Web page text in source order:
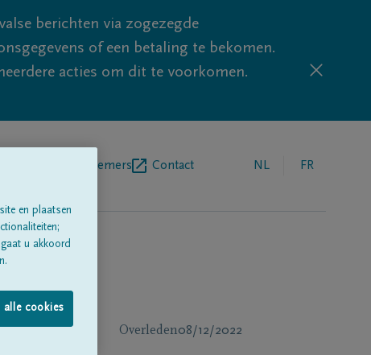
berichten via zogezegde
of een betaling te bekomen.
acties om dit te voorkomen.
Begrafenisondernemers Contact NL FR
Overleden08/12/2022
en plaatsen
u akkoord
alle cookies